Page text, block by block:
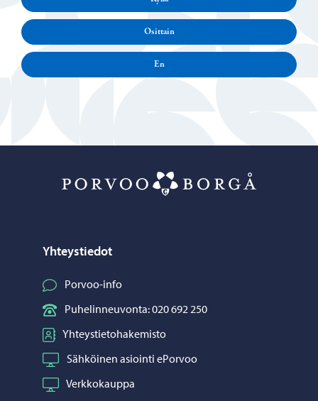
Osittain
En
Yhteystiedot
Porvoo-info
Puhelinneuvonta: 020 692 250
Yhteystietohakemisto
Sähköinen asiointi ePorvoo
Verkkokauppa